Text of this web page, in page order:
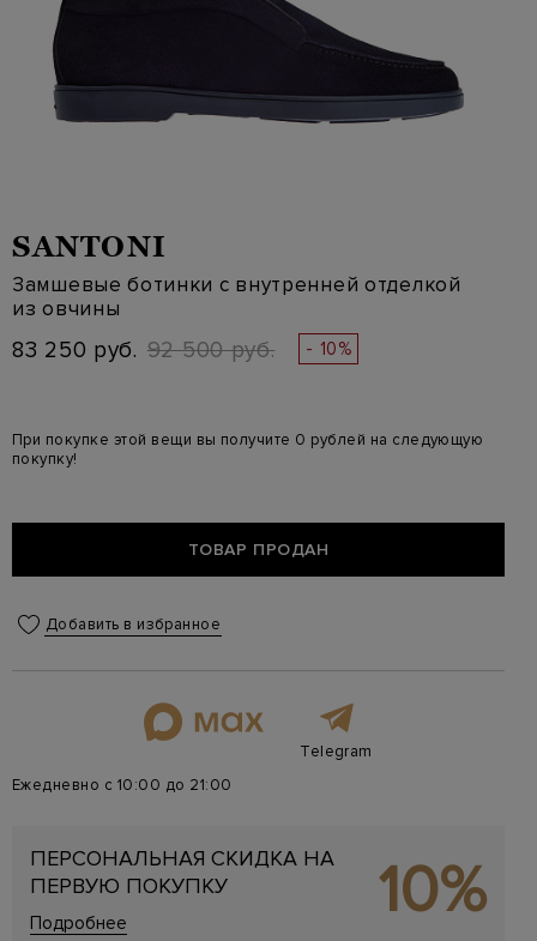
SANTONI
Замшевые ботинки с внутренней отделкой
из овчины
83 250 руб. 92 500 руб. - 10%
При покупке этой вещи вы получите 0 рублей на следующую
покупку!
ТОВАР ПРОДАН
Добавить в избранное
Telegram
Ежедневно с 10:00 до 21:00
ПЕРСОНАЛЬНАЯ СКИДКА НА
ПЕРВУЮ ПОКУПКУ
Подробнее 10%